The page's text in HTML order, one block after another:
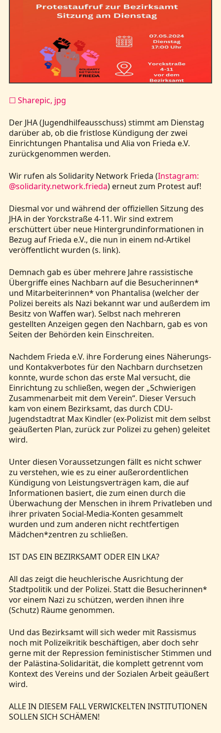
☐ Sharepic, jpg
Der JHA (Jugendhilfeausschuss) stimmt am Dienstag
darüber ab, ob die fristlose Kündigung der zwei
Einrichtungen Phantalisa und Alia von Frieda e.V.
zurückgenommen werden.
Wir rufen als Solidarity Network Frieda (Instagram:
@solidarity.network.frieda) erneut zum Protest auf!
Diesmal vor und während der offiziellen Sitzung des
JHA in der Yorckstraße 4-11. Wir sind extrem
erschüttert über neue Hintergrundinformationen in
Bezug auf Frieda e.V., die nun in einem nd-Artikel
veröffentlicht wurden (s. link).
Demnach gab es über mehrere Jahre rassistische
Übergriffe eines Nachbarn auf die Besucherinnen*
und Mitarbeiterinnen* von Phantalisa (welcher der
Polizei bereits als Nazi bekannt war und außerdem im
Besitz von Waffen war). Selbst nach mehreren
gestellten Anzeigen gegen den Nachbarn, gab es von
Seiten der Behörden kein Einschreiten.
Nachdem Frieda e.V. ihre Forderung eines Näherungs-
und Kontakverbotes für den Nachbarn durchsetzen
konnte, wurde schon das erste Mal versucht, die
Einrichtung zu schließen, wegen der „Schwierigen
Zusammenarbeit mit dem Verein“. Dieser Versuch
kam von einem Bezirksamt, das durch CDU-
Jugendstadtrat Max Kindler (ex-Polizist mit dem selbst
geäußerten Plan, zurück zur Polizei zu gehen) geleitet
wird.
Unter diesen Voraussetzungen fällt es nicht schwer
zu verstehen, wie es zu einer außerordentlichen
Kündigung von Leistungsverträgen kam, die auf
Informationen basiert, die zum einen durch die
Überwachung der Menschen in ihrem Privatleben und
ihrer privaten Social-Media-Konten gesammelt
wurden und zum anderen nicht rechtfertigen
Mädchen*zentren zu schließen.
IST DAS EIN BEZIRKSAMT ODER EIN LKA?
All das zeigt die heuchlerische Ausrichtung der
Stadtpolitik und der Polizei. Statt die Besucherinnen*
vor einem Nazi zu schützen, werden ihnen ihre
(Schutz) Räume genommen.
Und das Bezirksamt will sich weder mit Rassismus
noch mit Polizeikritik beschäftigen, aber doch sehr
gerne mit der Repression feministischer Stimmen und
der Palästina-Solidarität, die komplett getrennt vom
Kontext des Vereins und der Sozialen Arbeit geäußert
wird.
ALLE IN DIESEM FALL VERWICKELTEN INSTITUTIONEN
SOLLEN SICH SCHÄMEN!